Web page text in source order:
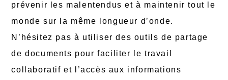
prévenir les malentendus et à maintenir tout le
monde sur la même longueur d’onde.
N’hésitez pas à utiliser des outils de partage
de documents pour faciliter le travail
collaboratif et l’accès aux informations